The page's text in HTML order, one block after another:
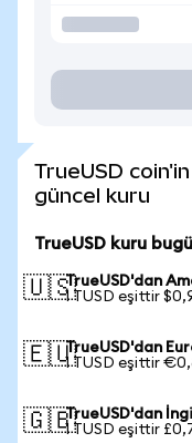
TrueUSD
güncel kuru
TrueUSD kuru
🇺🇸TrueUSD'dan
1 TUSD eşittir
🇪🇺TrueUSD'dan
1 TUSD eşittir
🇬🇧TrueUSD'dan
1 TUSD eşittir